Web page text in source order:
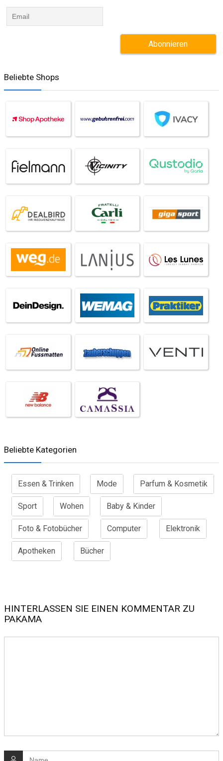
Beliebte Shops
Beliebte Kategorien
Essen & Trinken Mode Parfum & Kosmetik
Sport Wohen Baby & Kinder
Foto & Fotobücher Computer Elektronik
Apotheken Bücher
HINTERLASSEN SIE EINEN KOMMENTAR ZU
PAKAMA